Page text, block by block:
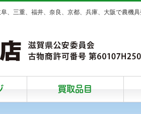
、三重、福井、奈良、京都、兵庫、大阪で農機
買取品目